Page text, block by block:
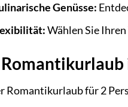
Genüsse:
Wählen Sie
Romantikurlaub für 2